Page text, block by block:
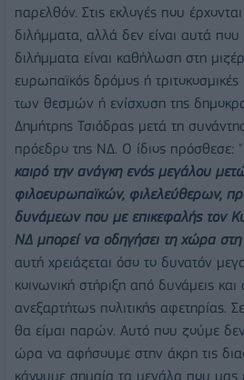
παρελθόν. Στις εκλογές που
διλήμματα, αλλά δεν είναι αυτά που
διλήμματα είναι καθήλωση στη
ευρωπαϊκός δρόμος ή τριτοκοσμικές
των θεσμών ή ενίσχυση της
Δημήτρης Τσιόδρας μετά τη
πρόεδρο της ΝΔ. Ο ίδιος πρόσθεσε: "
καιρό την ανάγκη ενός μεγάλου
φιλοευρωπαϊκών, φιλελεύθερων,
δυνάμεων που με επικεφαλής τον
ΝΔ μπορεί να οδηγήσει τη χώρα
αυτή χρειάζεται όσο το δυνατόν
κοινωνική στήριξη από δυνάμεις
ανεξαρτήτως πολιτικής αφετηρίας.
θα είμαι παρών. Αυτό που ζούμε
ώρα να αφήσουμε στην άκρη τις
κάνουμε σημαία τα μεγάλα που μας